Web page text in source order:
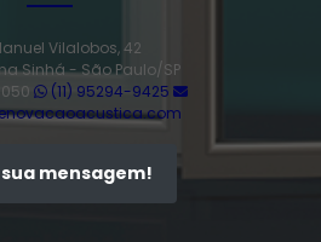
Vilalobos, 42
Sinhá - São Paulo/SP
050
(11) 95294-9425
sua mensagem!